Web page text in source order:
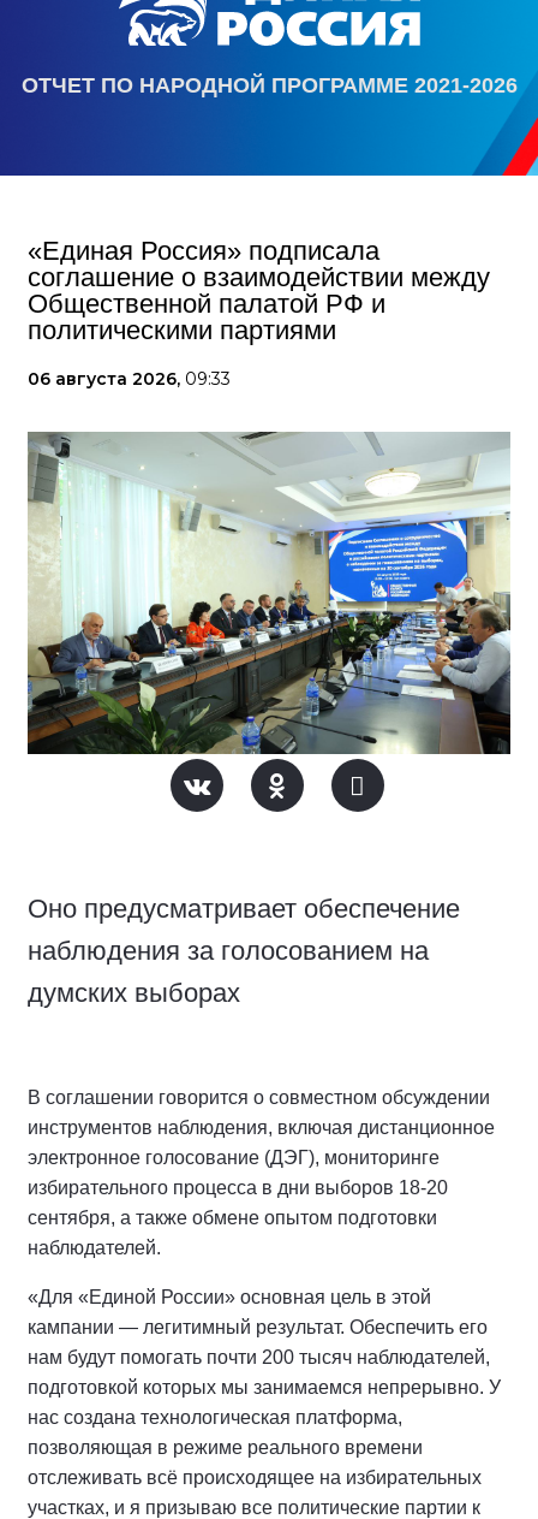
ОТЧЕТ ПО НАРОДНОЙ ПРОГРАММЕ 2021-2026
«Единая Россия» подписала
соглашение о взаимодействии между
Общественной палатой РФ и
политическими партиями
06 августа 2026, 09:33
Оно предусматривает обеспечение
наблюдения за голосованием на
думских выборах
В соглашении говорится о совместном обсуждении
инструментов наблюдения, включая дистанционное
электронное голосование (ДЭГ), мониторинге
избирательного процесса в дни выборов 18-20
сентября, а также обмене опытом подготовки
наблюдателей.
«Для «Единой России» основная цель в этой
кампании — легитимный результат. Обеспечить его
нам будут помогать почти 200 тысяч наблюдателей,
подготовкой которых мы занимаемся непрерывно. У
нас создана технологическая платформа,
позволяющая в режиме реального времени
отслеживать всё происходящее на избирательных
участках, и я призываю все политические партии к